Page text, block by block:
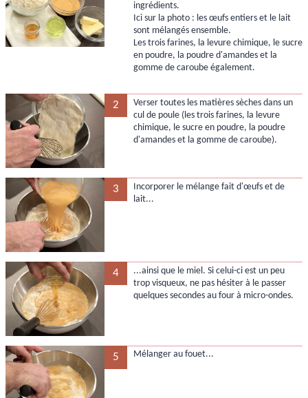
ingrédients.
Ici sur la photo : les œufs entiers et le lait
sont mélangés ensemble.
Les trois farines, la levure chimique, le sucre
en poudre, la poudre d'amandes et la
gomme de caroube également.
2
Verser toutes les matières sèches dans un
cul de poule (les trois farines, la levure
chimique, le sucre en poudre, la poudre
d'amandes et la gomme de caroube).
3
Incorporer le mélange fait d'œufs et de
lait...
4
...ainsi que le miel. Si celui-ci est un peu
trop visqueux, ne pas hésiter à le passer
quelques secondes au four à micro-ondes.
5 Mélanger au fouet...